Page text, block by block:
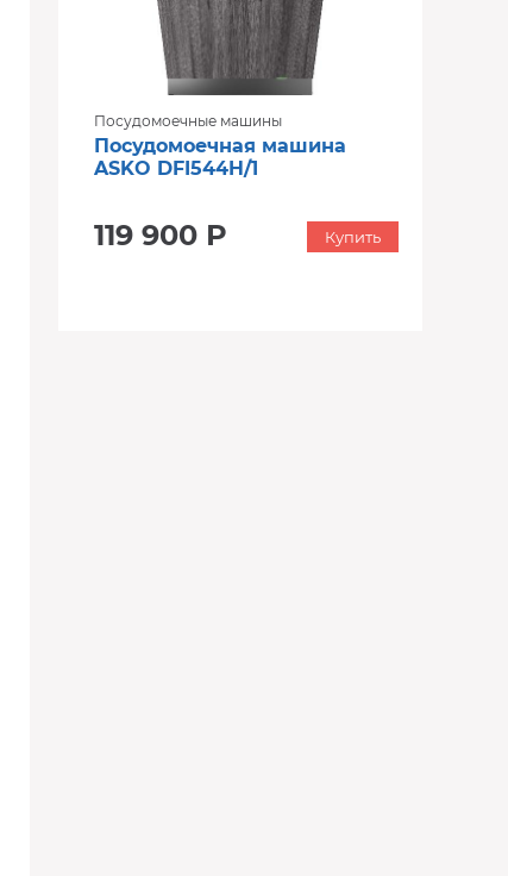
Посудомоечные машины
Посудомоечная машина
ASKO DFI544H/1
119 900 Р Купить